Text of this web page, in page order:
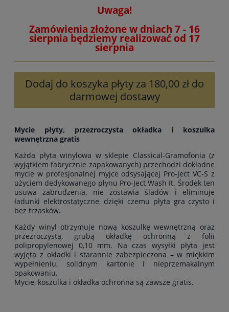
Uwaga!
Zamówienia złożone w dniach 7 - 16
sierpnia będziemy realizować od 17
sierpnia
Dodaj do koszyka płyty za 180,00 zł do
darmowej dostawy
Mycie płyty, przezroczysta okładka i koszulka
wewnętrzna gratis
Każda płyta winylowa w sklepie Classical-Gramofonia (z
wyjątkiem fabrycznie zapakowanych) przechodzi dokładne
mycie w profesjonalnej myjce odsysającej Pro-Ject VC-S z
użyciem dedykowanego płynu Pro-Ject Wash It. Środek ten
usuwa zabrudzenia, nie zostawia śladów i eliminuje
ładunki elektrostatyczne, dzięki czemu płyta gra czysto i
bez trzasków.
Każdy winyl otrzymuje nową koszulkę wewnętrzną oraz
przezroczystą, grubą okładkę ochronną z folii
polipropylenowej 0,10 mm. Na czas wysyłki płyta jest
wyjęta z okładki i starannie zabezpieczona – w miękkim
wypełnieniu, solidnym kartonie i nieprzemakalnym
opakowaniu.
Mycie, koszulka i okładka ochronna są zawsze gratis.